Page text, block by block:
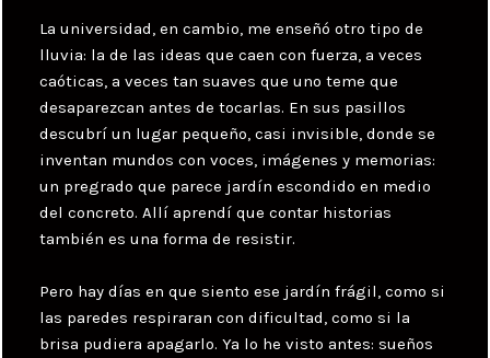
La universidad, en cambio, me enseñó otro tipo de
lluvia: la de las ideas que caen con fuerza, a veces
caóticas, a veces tan suaves que uno teme que
desaparezcan antes de tocarlas. En sus pasillos
descubrí un lugar pequeño, casi invisible, donde se
inventan mundos con voces, imágenes y memorias:
un pregrado que parece jardín escondido en medio
del concreto. Allí aprendí que contar historias
también es una forma de resistir.
Pero hay días en que siento ese jardín frágil, como si
las paredes respiraran con dificultad, como si la
brisa pudiera apagarlo. Ya lo he visto antes: sueños